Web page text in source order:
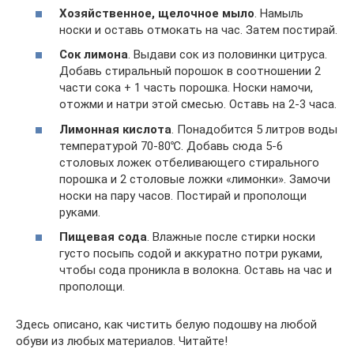
Хозяйственное, щелочное мыло . Намыль
носки и оставь отмокать на час. Затем постирай.
Сок лимона. Выдави сок из половинки цитруса.
Добавь стиральный порошок в соотношении 2
части сока + 1 часть порошка. Носки намочи,
отожми и натри этой смесью. Оставь на 2-3 часа.
Лимонная кислота . Понадобится 5 литров воды
температурой 70-80℃. Добавь сюда 5-6
столовых ложек отбеливающего стирального
порошка и 2 столовые ложки «лимонки». Замочи
носки на пару часов. Постирай и прополощи
руками.
Пищевая сода. Влажные после стирки носки
густо посыпь содой и аккуратно потри руками,
чтобы сода проникла в волокна. Оставь на час и
прополощи.
Здесь описано, как чистить белую подошву на любой
обуви из любых материалов. Читайте!